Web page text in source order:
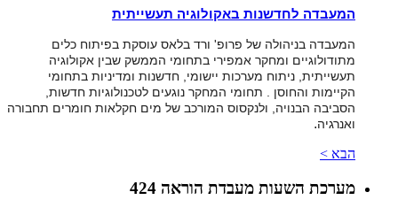
המעבדה לחדשנות באקולוגיה תעשייתית
המעבדה בניהולה של פרופ' ורד בלאס עוסקת בפיתוח כלים
מתודולוגיים ומחקר אמפירי בתחומי הממשק שבין אקולוגיה
תעשייתית, ניתוח מערכות יישומי, חדשנות ומדיניות בתחומי
הקיימות והחוסן . תחומי המחקר נוגעים לטכנולוגיות חדשות,
הסביבה הבנויה, ולנקסוס המורכב של מים חקלאות חומרים תחבורה
ואנרגיה.
הבא >
מערכת השעות מעבדת הוראה 424